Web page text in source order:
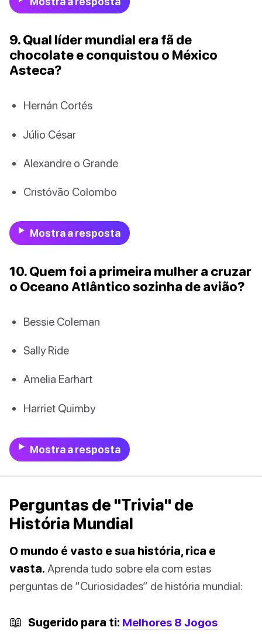
9. Qual líder mundial era fã de
chocolate e conquistou o México
Asteca?
Hernán Cortés
Júlio César
Alexandre o Grande
Cristóvão Colombo
Mostra a resposta
10. Quem foi a primeira mulher a cruzar
o Oceano Atlântico sozinha de avião?
Bessie Coleman
Sally Ride
Amelia Earhart
Harriet Quimby
Mostra a resposta
Perguntas de "Trivia" de
História Mundial
O mundo é vasto e sua história, rica e
vasta. Aprenda tudo sobre ela com estas
perguntas de “Curiosidades” de história mundial:
📖 Sugerido para ti: Melhores 8 Jogos